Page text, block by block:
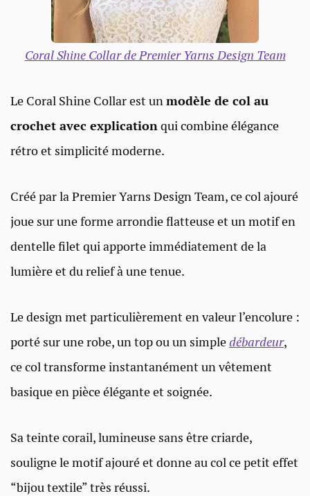
Coral Shine Collar de Premier Yarns Design Team
Le Coral Shine Collar est unmodèle de col au
crochet avec explicationqui combine élégance
rétro et simplicité moderne.
Créé par la Premier Yarns Design Team, ce col ajouré
joue sur une forme arrondie flatteuse et un motif en
dentelle filet qui apporte immédiatement de la
lumière et du relief à une tenue.
Le design met particulièrement en valeur l’encolure :
porté sur une robe, un top ou un simpledébardeur,
ce col transforme instantanément un vêtement
basique en pièce élégante et soignée.
Sa teinte corail, lumineuse sans être criarde,
souligne le motif ajouré et donne au col ce petit effet
“bijou textile” très réussi.